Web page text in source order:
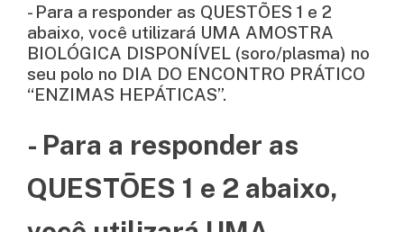
- Para a responder as QUESTÕES 1 e 2
abaixo, você utilizará UMA AMOSTRA
BIOLÓGICA DISPONÍVEL (soro/plasma) no
seu polo no DIA DO ENCONTRO PRÁTICO
“ENZIMAS HEPÁTICAS”.
- Para a responder as
QUESTÕES 1 e 2 abaixo,